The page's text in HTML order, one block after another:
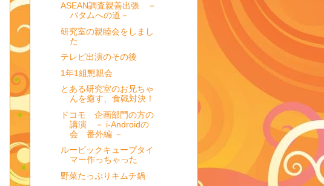
ASEAN調査親善出張 －
バタムへの道－
研究室の親睦会をしまし
た
テレビ出演のその後
1年1組懇親会
とある研究室のお兄ちゃ
んを癒す、食戟対決！
ドコモ 企画部門の方の
講演 － i-Androidの
会 番外編 －
ルービックキューブタイ
マー作っちゃった
野菜たっぷりキムチ鍋